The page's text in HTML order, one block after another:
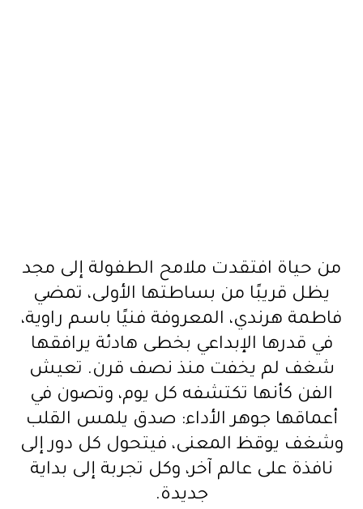
من حياة افتقدت ملامح الطفولة إلى مجد
يظل قريبًا من بساطتها الأولى، تمضي
فاطمة هرندي، المعروفة فنيًا باسم راوية،
في قدرها الإبداعي بخطى هادئة يرافقها
شغف لم يخفت منذ نصف قرن. تعيش
الفن كأنها تكتشفه كل يوم، وتصون في
أعماقها جوهر الأداء: صدق يلمس القلب
وشغف يوقظ المعنى، فيتحول كل دور إلى
نافذة على عالم آخر، وكل تجربة إلى بداية
جديدة.